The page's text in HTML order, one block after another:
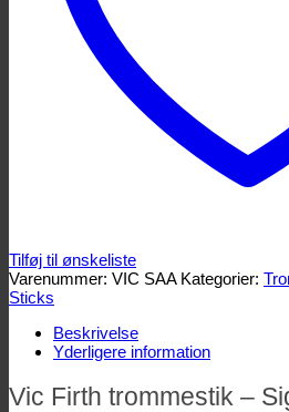
Tilføj til ønskeliste
Varenummer: VIC SAA Kategorier:
Sticks
Beskrivelse
Yderligere information
Vic Firth trommestik –